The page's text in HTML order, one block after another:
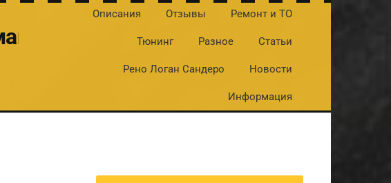
Описания Отзывы Ремонт и ТО
Тюнинг Разное Статьи
Рено Логан Сандеро Новости
Информация